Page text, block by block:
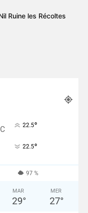
Ruine les Récoltes
C 22.5°
22.5°
97 %
MAR
29°
MER
27°